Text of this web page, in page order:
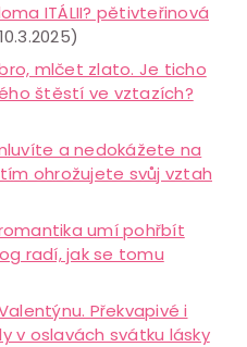
ITÁLII? pětivteřinová
mlčet zlato. Je ticho
štěstí ve vztazích?
a nedokážete na
ohrožujete svůj vztah
umí pohřbít
radí, jak se tomu
Překvapivé i
v oslavách svátku lásky